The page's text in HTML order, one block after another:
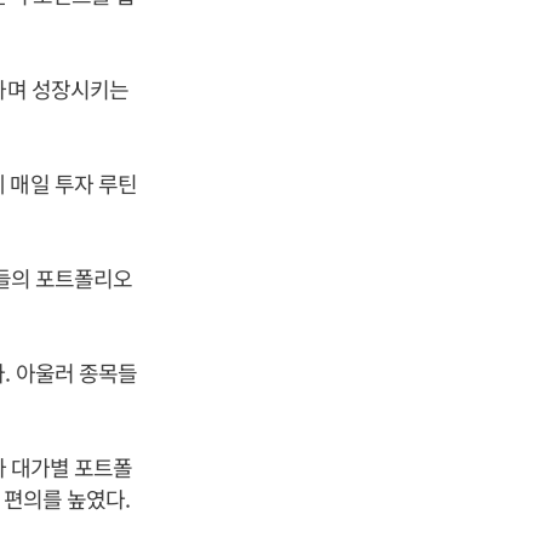
며 성장시키는
매일 투자 루틴
의 포트폴리오
아울러 종목들
대가별 포트폴
의를 높였다.